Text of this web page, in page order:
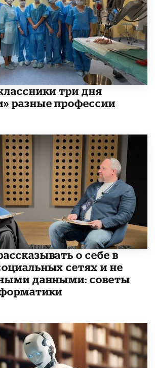
три дня
разные профессии
о себе в
сетях и не
данными: советы